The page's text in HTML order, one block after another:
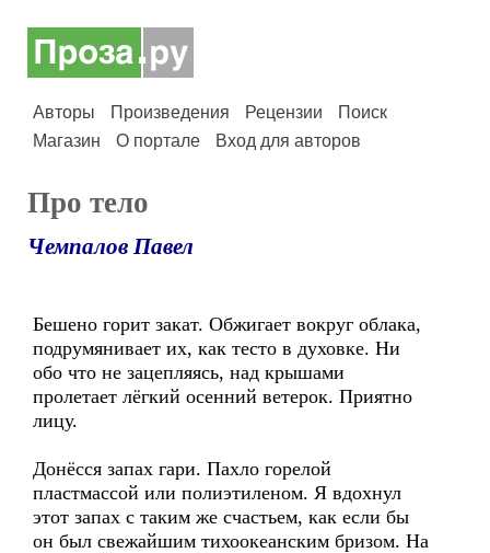
Авторы Произведения Рецензии
Поиск
Магазин
О портале Вход для авторов
Про тело
Чемпалов Павел
Бешено горит закат. Обжигает вокруг облака,
подрумянивает их, как тесто в духовке. Ни
обо что не зацепляясь, над крышами
пролетает лёгкий осенний ветерок. Приятно
лицу.
Донёсся запах гари. Пахло горелой
пластмассой или полиэтиленом. Я вдохнул
этот запах с таким же счастьем, как если бы
он был свежайшим тихоокеанским бризом. На